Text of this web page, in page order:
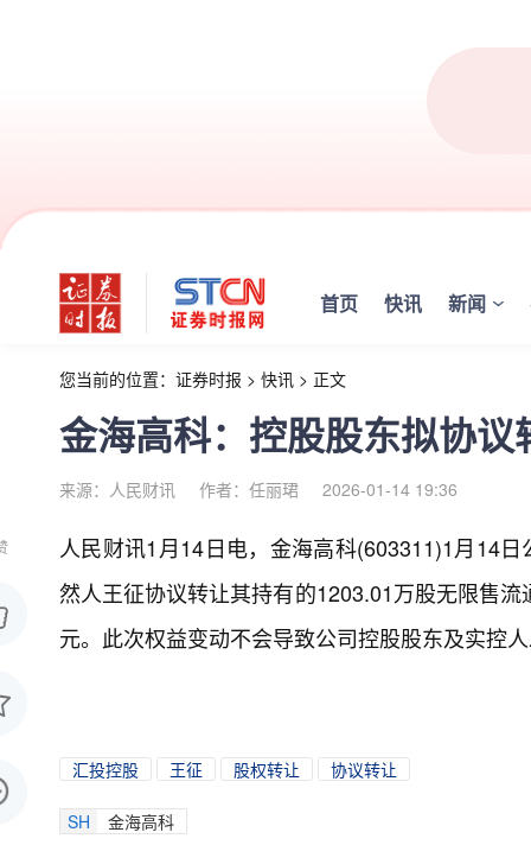
首页 快讯 新闻
您当前的位置： 证券时报 > 快讯 > 正文
金海高科：控股股东拟协
来源：人民财讯 作者：任丽珺 2026-01-14 19:36
人民财讯1月14日电， 金海高科(603311)1月14
然人王征协议转让其持有的1203.01万股无限售
元。此次权益变动不会导致公司控股股东及实控
汇投控股 王征 股权转让 协议转让
SH 金海高科